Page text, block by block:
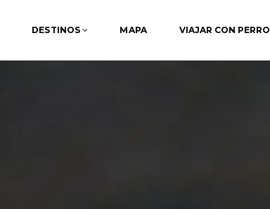
DESTINOS MAPA VIAJAR CON PERRO